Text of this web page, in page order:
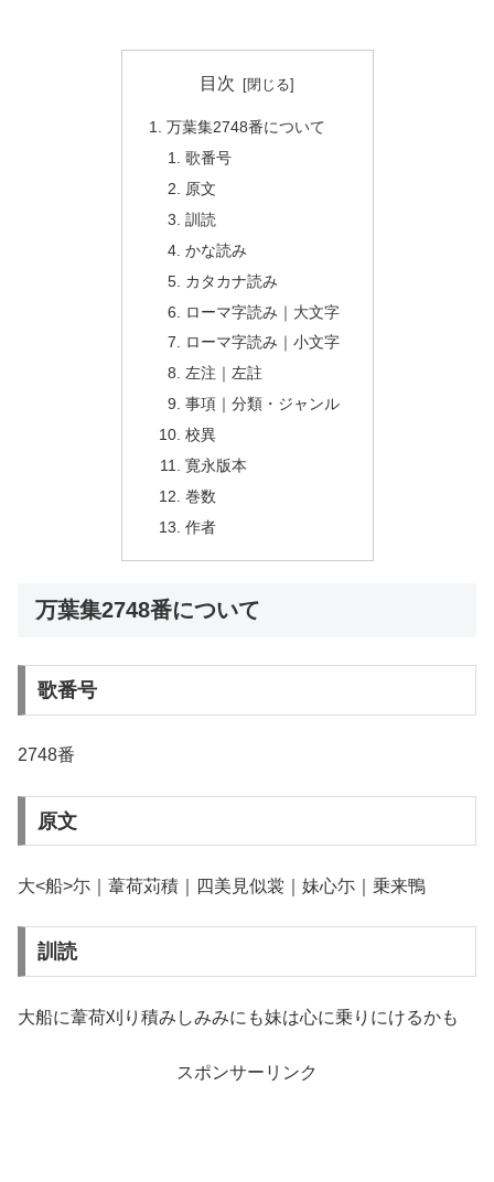
目次
万葉集2748番について
歌番号
原文
訓読
かな読み
カタカナ読み
ローマ字読み｜大文字
ローマ字読み｜小文字
左注｜左註
事項｜分類・ジャンル
校異
寛永版本
巻数
作者
万葉集2748番について
歌番号
2748番
原文
大<船>尓｜葦荷苅積｜四美見似裳｜妹心尓｜乗来鴨
訓読
大船に葦荷刈り積みしみみにも妹は心に乗りにけるかも
スポンサーリンク